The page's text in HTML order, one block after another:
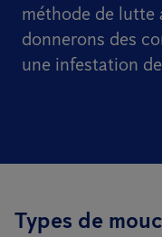
méthode de lutte
donnerons des
une infestation
Types de